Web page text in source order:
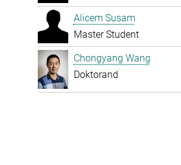
Alicem Susam
Master Student
Chongyang Wang
Doktorand